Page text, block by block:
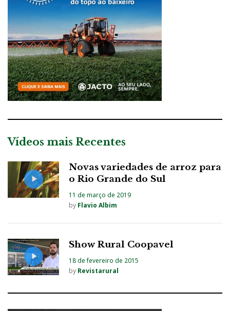
Vídeos mais Recentes
Novas variedades de arroz para
o Rio Grande do Sul
11 de março de 2019
by Flavio Albim
Show Rural Coopavel
18 de fevereiro de 2015
by Revistarural